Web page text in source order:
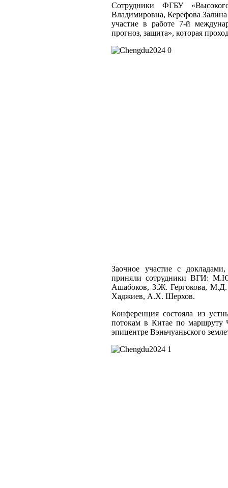
Сотрудники ФГБУ
Владимировна, Керефова
участие в работе 7-й
прогноз, защита», которая
Заочное участие с
приняли сотрудники ВГИ:
Ашабоков, З.Ж. Гергокова,
Хаджиев, А.Х. Шерхов.
Конференция состояла из
потокам в Китае по маршруту
эпицентре Вэньчуаньского